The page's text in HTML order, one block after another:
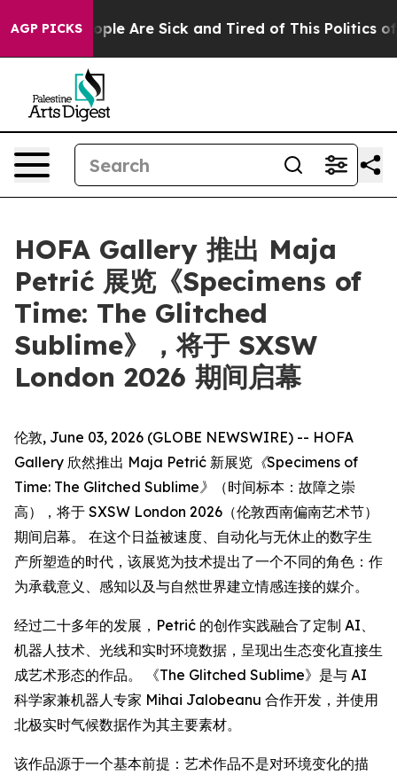
AGP PICKS
Win: “People Are Sick and Tired of This Politics of
HOFA Gallery 推出 Maja
Petrić 展览《Specimens of
Time: The Glitched
Sublime》，将于 SXSW
London 2026 期间启幕
伦敦, June 03, 2026 (GLOBE NEWSWIRE) -- HOFA
Gallery 欣然推出 Maja Petrić 新展览 《Specimens of
Time: The Glitched Sublime》
（时间标本：故障之崇
高），将于 SXSW London 2026（伦敦西南偏南艺术节）
期间启幕。 在这个日益被速度、自动化与无休止的数字生
产所塑造的时代，该展览为技术提出了一个不同的角色：作
为承载意义、感知以及与自然世界建立情感连接的媒介。
经过二十多年的发展，Petrić 的创作实践融合了定制 AI、
机器人技术、光线和实时环境数据，呈现出生态变化直接生
成艺术形态的作品。 《The Glitched Sublime》是与 AI
科学家兼机器人专家 Mihai Jalobeanu 合作开发，并使用
北极实时气候数据作为其主要素材。
该作品源于一个基本前提：艺术作品不是对环境变化的描